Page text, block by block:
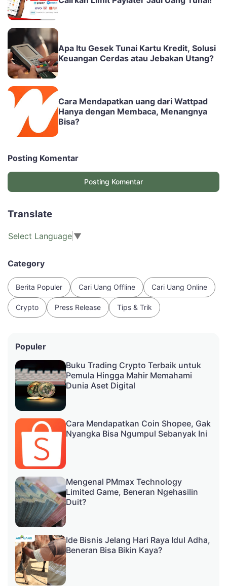
Apa Itu Gesek Tunai Kartu Kredit, Solusi
Keuangan Cerdas atau Jebakan Utang?
Cara Mendapatkan uang dari Wattpad
Hanya dengan Membaca, Menangnya
Bisa?
Posting Komentar
Posting Komentar
Translate
Select Language ▼
Category
Berita Populer Cari Uang Offline Cari Uang Online
Crypto Press Release Tips & Trik
Populer
Buku Trading Crypto Terbaik untuk
Pemula Hingga Mahir Memahami
Dunia Aset Digital
Cara Mendapatkan Coin Shopee, Gak
Nyangka Bisa Ngumpul Sebanyak Ini
Mengenal PMmax Technology
Limited Game, Beneran Ngehasilin
Duit?
Ide Bisnis Jelang Hari Raya Idul Adha,
Beneran Bisa Bikin Kaya?